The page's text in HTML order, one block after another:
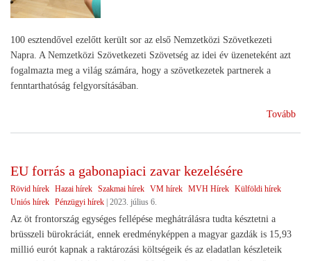
100 esztendővel ezelőtt került sor az első Nemzetközi Szövetkezeti
Napra. A Nemzetközi Szövetkezeti Szövetség az idei év üzeneteként azt
fogalmazta meg a világ számára, hogy a szövetkezetek partnerek a
fenntarthatóság felgyorsításában.
Tovább
EU forrás a gabonapiaci zavar kezelésére
Rövid hírek Hazai hírek Szakmai hírek VM hírek MVH Hírek Külföldi hírek
Uniós hírek Pénzügyi hírek 2023. július 6.
Az öt frontország egységes fellépése meghátrálásra tudta késztetni a
brüsszeli bürokráciát, ennek eredményképpen a magyar gazdák is 15,93
millió eurót kapnak a raktározási költségeik és az eladatlan készleteik